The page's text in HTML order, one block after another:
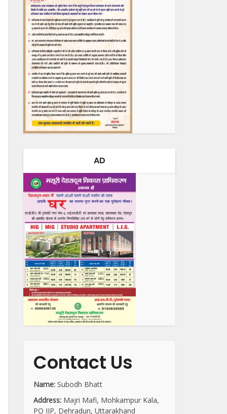
AD
Contact Us
Name: Subodh Bhatt
Address: Majri Mafi, Mohkampur Kala,
PO IIP, Dehradun, Uttarakhand